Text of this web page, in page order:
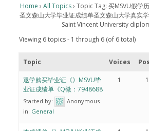
Home › All Topics › Topic Tag: 买MSVU假学
圣文森山大学毕业证成绩单圣文森山大学真实
Saint Vincent University
Viewing 6 topics - 1 through 6 (of 6 total)
Topic Voices
退学购买毕业证《》MSVU毕
业证成绩单《Q微：7948688
Started by:
Anonymous
in: General
1 1